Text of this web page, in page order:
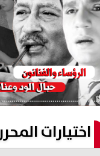
اختيارات